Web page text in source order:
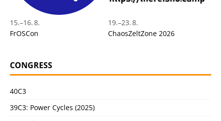
15.–16. 8.
FrOSCon
19.–23. 8.
ChaosZeltZone 2026
CONGRESS
40C3
39C3: Power Cycles (2025)